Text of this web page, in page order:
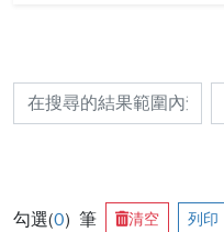
勾選(0) 筆 清空 列印